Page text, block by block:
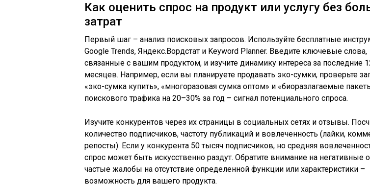
Как оценить спрос на продукт или услугу без
затрат
Первый шаг – анализ поисковых запросов. Используйте бесплатные
Google Trends, Яндекс.Вордстат и Keyword Planner. Введите ключевые слова,
связанные с вашим продуктом, и изучите динамику интереса за последние
месяцев. Например, если вы планируете продавать эко-сумки, проверьте
«эко-сумка купить», «многоразовая сумка оптом» и «биоразлагаемые
поискового трафика на 20–30% за год – сигнал потенциального спроса.
Изучите конкурентов через их страницы в социальных сетях и отзывы.
количество подписчиков, частоту публикаций и вовлеченность (лайки,
репосты). Если у конкурента 50 тысяч подписчиков, но средняя
спрос может быть искусственно раздут. Обратите внимание на негативные
частые жалобы на отсутствие определенной функции или характеристики –
возможность для вашего продукта.